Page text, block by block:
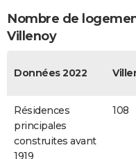
Nombre de
Villenoy
Données 2022
Résidences
principales
construites avant
108